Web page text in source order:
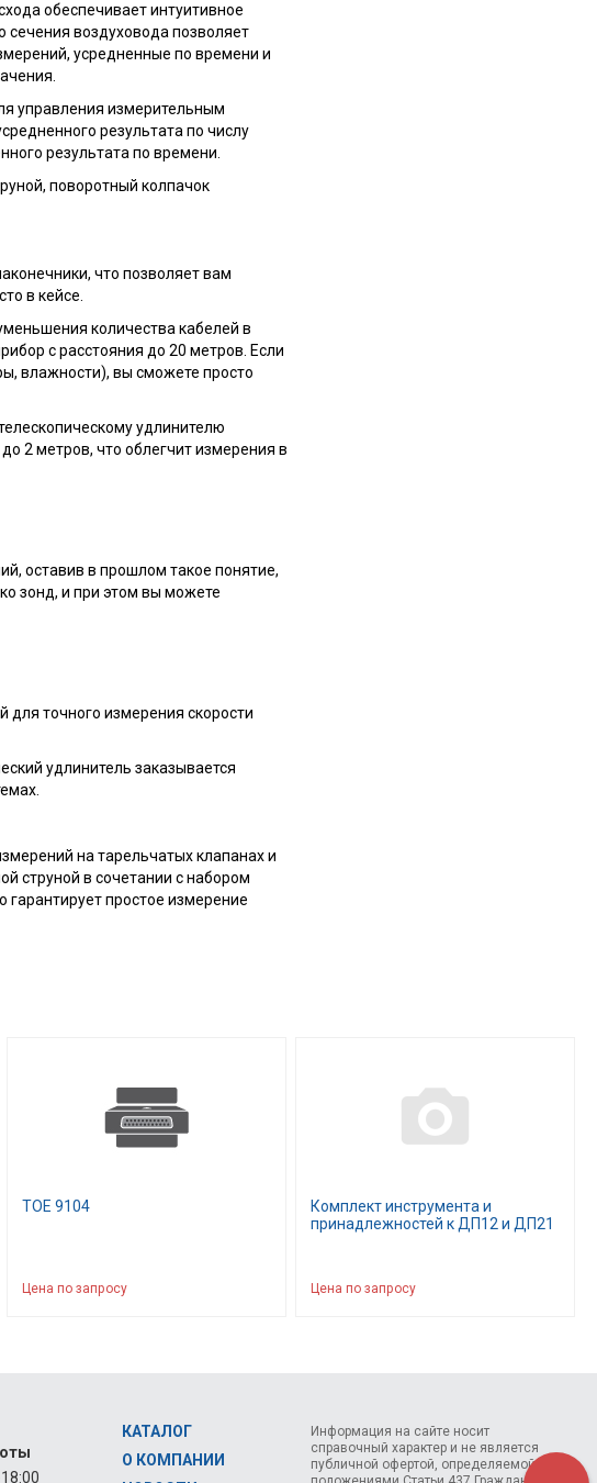
обеспечивает интуитивное
воздуховода позволяет
усредненные по времени и
управления измерительным
результата по числу
результата по времени.
поворотный колпачок
что позволяет вам
в кейсе.
количества кабелей в
с расстояния до 20 метров. Если
влажности), вы сможете просто
удлинителю
2 метров, что облегчит измерения в
оставив в прошлом такое понятие,
зонд, и при этом вы можете
для точного измерения скорости
удлинитель заказывается
на тарельчатых клапанах и
струной в сочетании с набором
простое измерение
TOE 9104
Цена по запросу
Комплект инструмента и
принадлежностей к ДП12 и ДП21
Цена по запросу
КАТАЛОГ
О КОМПАНИИ
Информация на сайте носит
справочный характер и не является
публичной офертой, определяемой